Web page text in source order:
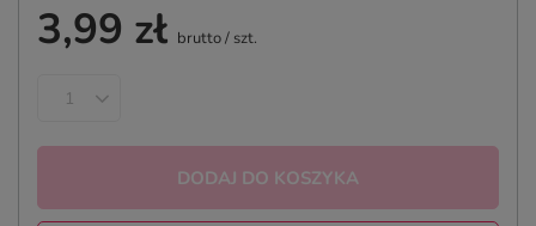
3,99 zł brutto/ szt.
DODAJ DO KOSZYKA